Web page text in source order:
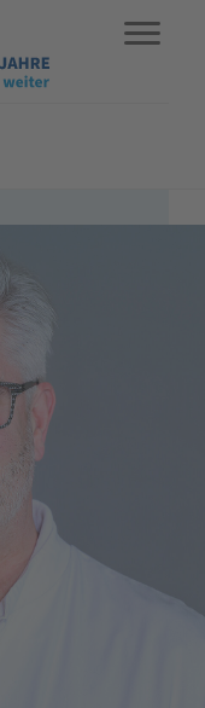
ENGLISHNOTFALL